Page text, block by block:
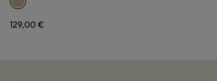
Regulärer Preis:
129,00 €